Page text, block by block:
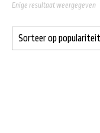
Enige resultaat weergegeven